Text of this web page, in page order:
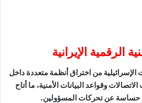
الرقمية الإيرانية
من اختراق أنظمة متعددة داخل
وقواعد البيانات الأمنية، ما أتاح
حساسة عن تحركات المسؤولين.